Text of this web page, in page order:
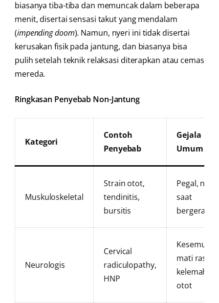
biasanya tiba-tiba dan memuncak dalam beberapa
menit, disertai sensasi takut yang mendalam
(impending doom). Namun, nyeri ini tidak disertai
kerusakan fisik pada jantung, dan biasanya bisa
pulih setelah teknik relaksasi diterapkan atau cemas
mereda.
Ringkasan Penyebab Non-Jantung
Kategori
Contoh
Penyebab
Gejala
Umum
Muskuloskeletal
Strain otot,
tendinitis,
bursitis
Pegal, nyeri
saat
bergerak
Neurologis
Cervical
radiculopathy,
HNP
mati rasa,
kelemahan
otot